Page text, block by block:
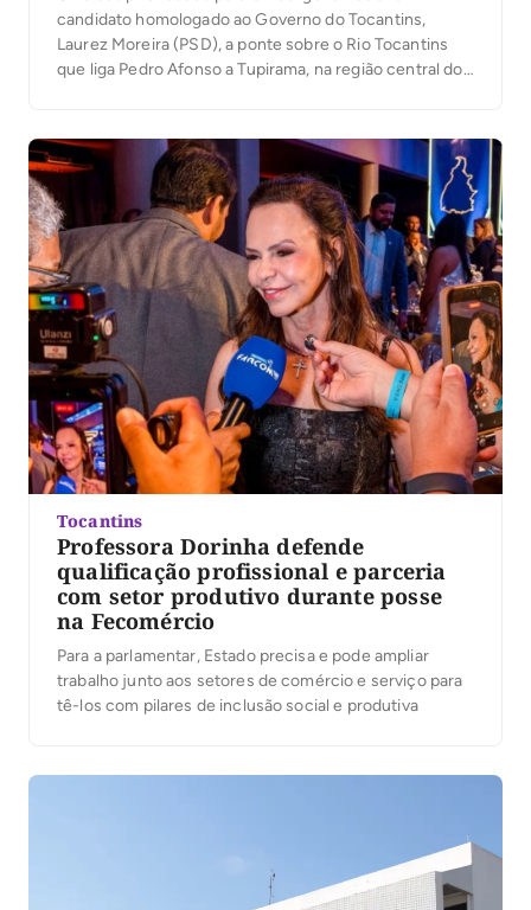
candidato homologado ao Governo do Tocantins,
Laurez Moreira (PSD), a ponte sobre o Rio Tocantins
que liga Pedro Afonso a Tupirama, na região central do
importância da construção da ponte […]
Tocantins
Professora Dorinha defende
qualificação profissional e parceria
com setor produtivo durante posse
na Fecomércio
Para a parlamentar, Estado precisa e pode ampliar
trabalho junto aos setores de comércio e serviço para
tê-los com pilares de inclusão social e produtiva